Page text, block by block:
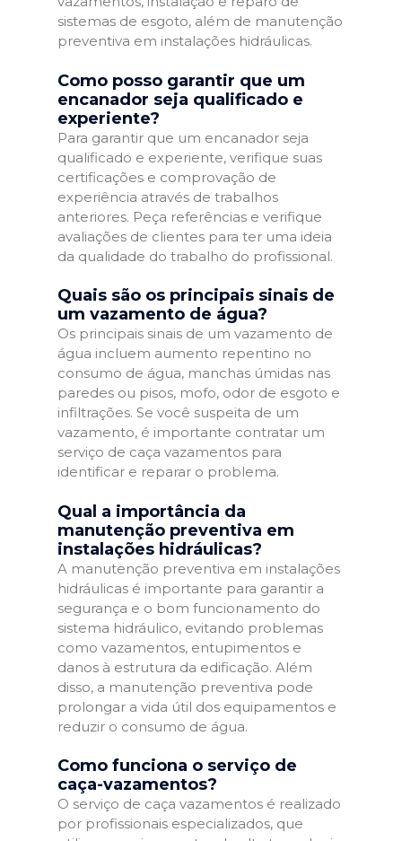
sistemas de esgoto, além de manutenção
preventiva em instalações hidráulicas.
Como posso garantir que um
encanador seja qualificado e
experiente?
Para garantir que um encanador seja
qualificado e experiente, verifique suas
certificações e comprovação de
experiência através de trabalhos
anteriores. Peça referências e verifique
avaliações de clientes para ter uma ideia
da qualidade do trabalho do profissional.
Quais são os principais sinais de
um vazamento de água?
Os principais sinais de um vazamento de
água incluem aumento repentino no
consumo de água, manchas úmidas nas
paredes ou pisos, mofo, odor de esgoto e
infiltrações. Se você suspeita de um
vazamento, é importante contratar um
serviço de caça vazamentos para
identificar e reparar o problema.
Qual a importância da
manutenção preventiva em
instalações hidráulicas?
A manutenção preventiva em instalações
hidráulicas é importante para garantir a
segurança e o bom funcionamento do
sistema hidráulico, evitando problemas
como vazamentos, entupimentos e
danos à estrutura da edificação. Além
disso, a manutenção preventiva pode
prolongar a vida útil dos equipamentos e
reduzir o consumo de água.
Como funciona o serviço de
caça-vazamentos?
O serviço de caça vazamentos é realizado
por profissionais especializados, que